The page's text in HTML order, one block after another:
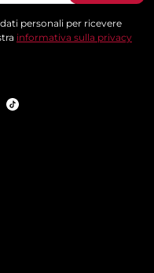
personali per ricevere
informativa sulla privacy